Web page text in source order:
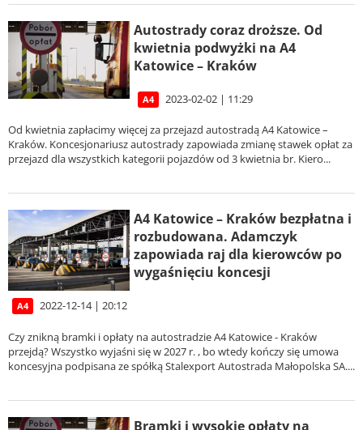
Autostrady coraz droższe. Od
kwietnia podwyżki na A4
Katowice – Kraków
A4 2023-02-02 | 11:29
Od kwietnia zapłacimy więcej za przejazd autostradą A4 Katowice –
Kraków. Koncesjonariusz autostrady zapowiada zmianę stawek opłat za
przejazd dla wszystkich kategorii pojazdów od 3 kwietnia br. Kiero...
A4 Katowice – Kraków bezpłatna i
rozbudowana. Adamczyk
zapowiada raj dla kierowców po
wygaśnięciu koncesji
A4 2022-12-14 | 20:12
Czy znikną bramki i opłaty na autostradzie A4 Katowice - Kraków
przejdą? Wszystko wyjaśni się w 2027 r. , bo wtedy kończy się umowa
koncesyjna podpisana ze spółką Stalexport Autostrada Małopolska SA....
Bramki i wysokie opłaty na